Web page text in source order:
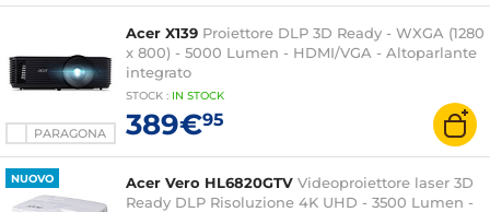
PARAGONA
Acer X139 Proiettore DLP 3D Ready - WXGA (1280
x 800) - 5000 Lumen - HDMI/VGA - Altoparlante
integrato
STOCK : IN STOCK
389€95
NUOVO Acer Vero HL6820GTV Videoproiettore laser 3D
Ready DLP Risoluzione 4K UHD - 3500 Lumen -